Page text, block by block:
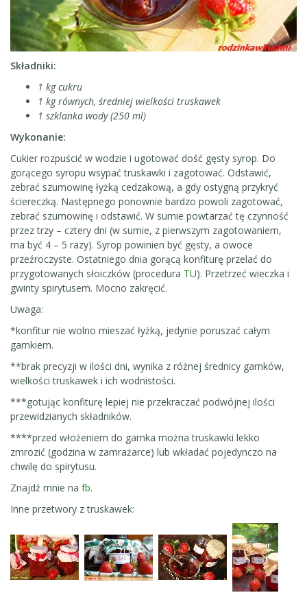
Składniki:
1 kg cukru
1 kg równych, średniej wielkości truskawek
1 szklanka wody (250 ml)
Wykonanie:
Cukier rozpuścić w wodzie i ugotować dość gęsty syrop. Do
gorącego syropu wsypać truskawki i zagotować. Odstawić,
zebrać szumowinę łyżką cedzakową, a gdy ostygną przykryć
ściereczką. Następnego ponownie bardzo powoli zagotować,
zebrać szumowinę i odstawić. W sumie powtarzać tę czynność
przez trzy – cztery dni (w sumie, z pierwszym zagotowaniem,
ma być 4 – 5 razy). Syrop powinien być gęsty, a owoce
przeźroczyste. Ostatniego dnia gorącą konfiturę przelać do
przygotowanych słoiczków (procedura TU). Przetrzeć wieczka i
gwinty spirytusem. Mocno zakręcić.
Uwaga:
*konfitur nie wolno mieszać łyżką, jedynie poruszać całym
garnkiem.
**brak precyzji w ilości dni, wynika z różnej średnicy garnków,
wielkości truskawek i ich wodnistości.
***gotując konfiturę lepiej nie przekraczać podwójnej ilości
przewidzianych składników.
****przed włożeniem do garnka można truskawki lekko
zmrozić (godzina w zamrażarce) lub wkładać pojedynczo na
chwilę do spirytusu.
Znajdź mnie na fb.
Inne przetwory z truskawek: